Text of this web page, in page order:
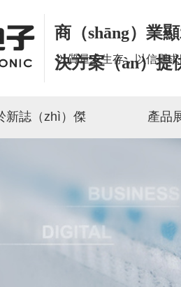
商（shāng）業
決方案（àn）提
以質量求生存，以信譽
新誌（zhì）傑 產品